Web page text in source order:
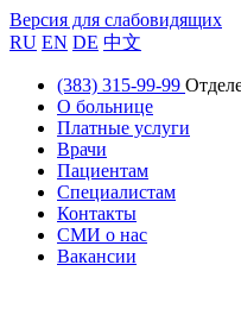
Версия для слабовидящих
RU EN DE 中文
(383) 315-99-99
О больнице
Платные услуги
Врачи
Пациентам
Специалистам
Контакты
СМИ о нас
Вакансии